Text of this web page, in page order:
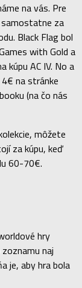
na vás. Pre
za
Black Flag bol
with Gold a
kúpu AC IV. No a
na stránke
(na čo nás
môžete
za kúpu, keď
60-70€.
hry
naj
je, aby hra bola